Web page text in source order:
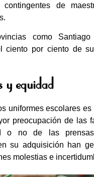
contingentes de
como
ciento por ciento de
y equidad
uniformes escolares
preocupación de las
o no de las
su adquisición han
molestias e